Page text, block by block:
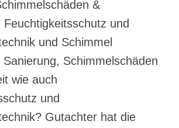
&
Feuchtigkeitsschutz und
und Schimmel
Schimmelschäden
wie auch
und
Gutachter hat die